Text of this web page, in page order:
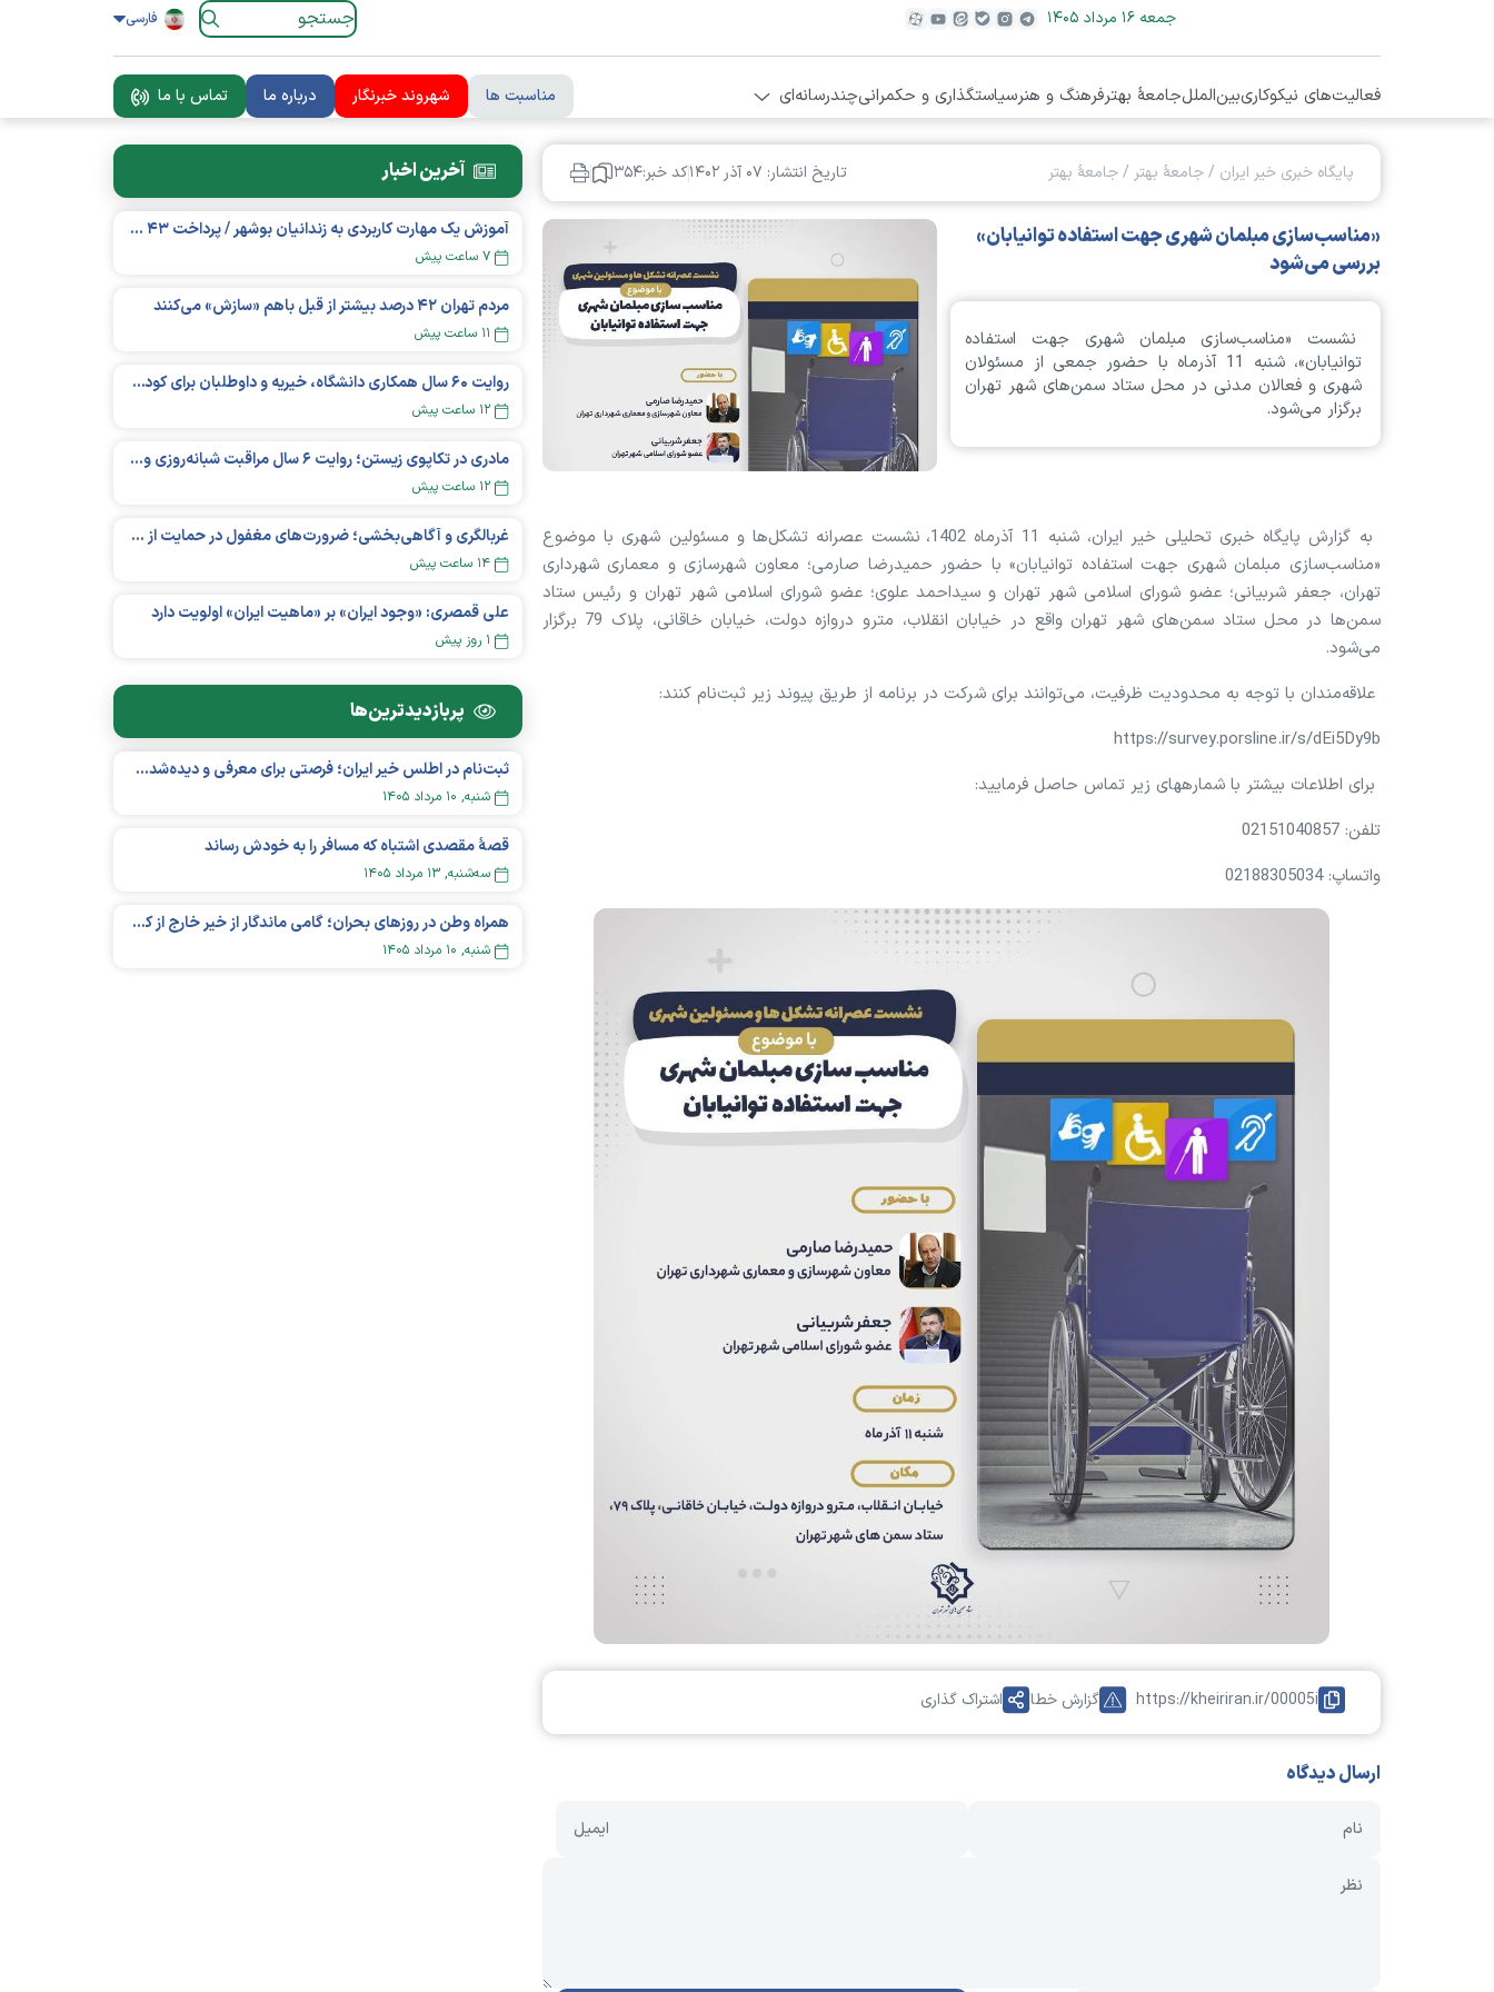
جمعه ۱۶ مرداد ۱۴۰۵ فارسی
فعالیت‌های نیکوکاریبین‌المللجامعۀ بهترفرهنگ و هنرسیاستگذاری و حکمرانیچندرسانه‌ای مناسبت ها شهروند خبرنگار درباره ما تماس با ما
پایگاه خبری خیر ایران /جامعۀ بهتر /جامعۀ بهتر تاریخ انتشار: ۰۷ آذر ۱۴۰۲ کد خبر:۳۵۴
«مناسب‌سازی مبلمان شهری جهت استفاده توانیابان»
بررسی می‌شود
نشست «مناسب‌سازی مبلمان شهری جهت استفاده
توانیابان»، شنبه 11 آذرماه با حضور جمعی از مسئولان
شهری و فعالان مدنی در محل ستاد سمن‌های شهر تهران
برگزار می‌شود.
به گزارش پایگاه خبری تحلیلی خیر ایران، شنبه 11 آذرماه 1402، نشست عصرانه تشکل‌ها و مسئولین شهری با موضوع
«مناسب‌سازی مبلمان شهری جهت استفاده توانیابان» با حضور حمیدرضا صارمی؛ معاون شهرسازی و معماری شهرداری
تهران، جعفر شربیانی؛ عضو شورای اسلامی شهر تهران و سیداحمد علوی؛ عضو شورای اسلامی شهر تهران و رئیس ستاد
سمن‎‌ها در محل ستاد سمن‌های شهر تهران واقع در خیابان انقلاب، مترو دروازه دولت، خیابان خاقانی، پلاک 79 برگزار
می‌شود.
علاقه‌مندان با توجه به محدودیت ظرفیت، می‌‌توانند برای شرکت در برنامه از طریق پیوند زیر ثبت‌نام کنند:
https://survey.porsline.ir/s/dEi5Dy9b
برای اطلاعات بیشتر با شماره‎های زیر تماس حاصل فرمایید:
تلفن: 02151040857
واتساپ: 02188305034
https://kheiriran.ir/00005i گزارش خطا اشتراک گذاری
ارسال دیدگاه
آخرین اخبار
آموزش یک مهارت کاربردی به زندانیان بوشهر / پرداخت ۴۳ میلیارد تومان تسهیلات خوداشتغالی
۷ ساعت پیش
مردم تهران ۴۲ درصد بیشتر از قبل باهم «سازش» می‌کنند
۱۱ ساعت پیش
روایت ۶۰ سال همکاری دانشگاه، خیریه و داوطلبان برای کودکان نیازمند در استرالیا
۱۲ ساعت پیش
مادری در تکاپوی زیستن؛ روایت ۶ سال مراقبت شبانه‌روزی و امید به فردای «نورا»
۱۲ ساعت پیش
غربالگری و آگاهی‌بخشی؛ ضرورت‌های مغفول در حمایت از بیماران «نقص ایمنی اولیه»
۱۴ ساعت پیش
علی قمصری: «وجود ایران» بر «ماهیت ایران» اولویت دارد
۱ روز پیش
پربازدید‌ترین‌ها
ثبت‌نام در اطلس خیر ایران؛ فرصتی برای معرفی و دیده‌شدن مؤسسات نیکوکاری
شنبه, ۱۰ مرداد ۱۴۰۵
قصهٔ مقصدی اشتباه که مسافر را به خودش رساند
سه‌شنبه, ۱۳ مرداد ۱۴۰۵
همراه وطن در روزهای بحران؛ گامی ماندگار از خیر خارج از کشور در عرصه سلامت
شنبه, ۱۰ مرداد ۱۴۰۵